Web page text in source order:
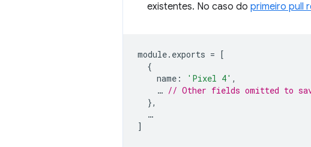
existentes. No caso do primeiro pull
module. exports = [
{
name : 'Pixel 4' ,
… // Other fields omitted to
},
…
]